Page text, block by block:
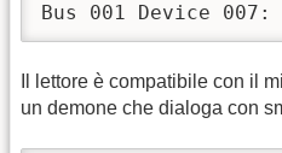
Bus 001 Device 007:
Il lettore è compatibile con il
un demone che dialoga con